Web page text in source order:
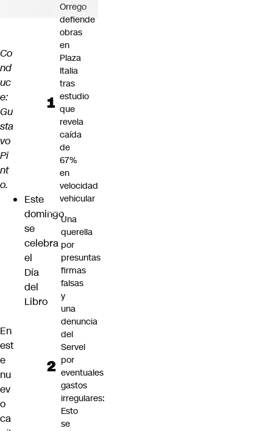
Co
nd
uc
e:
Gu
sta
vo
Pi
nt
o.
Este
domingo
se
celebra
el
Día
del
Libro
En
est
e
nu
ev
o
ca
Orrego
defiende
obras
en
Plaza
Italia
tras
estudio
que
revela
caída
de
67%
en
velocidad
vehicular
Una
querella
por
presuntas
firmas
falsas
y
una
denuncia
del
Servel
por
eventuales
gastos
irregulares:
Esto
se